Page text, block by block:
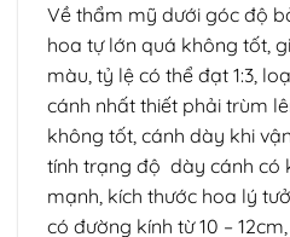
Về thẩm mỹ dưới góc độ
hoa tự lớn quá không tốt,
màu, tỷ lệ có thể đạt 1:3,
cánh nhất thiết phải trùm
không tốt, cánh dày khi
tính trạng độ dày cánh có
mạnh, kích thước hoa lý
có đường kính từ 10 –